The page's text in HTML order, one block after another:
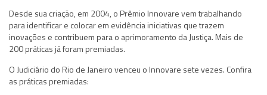
Desde sua criação, em 2004, o Prêmio Innovare vem trabalhando
para identificar e colocar em evidência iniciativas que trazem
inovações e contribuem para o aprimoramento da Justiça. Mais de
200 práticas já foram premiadas.
O Judiciário do Rio de Janeiro venceu o Innovare sete vezes. Confira
as práticas premiadas: